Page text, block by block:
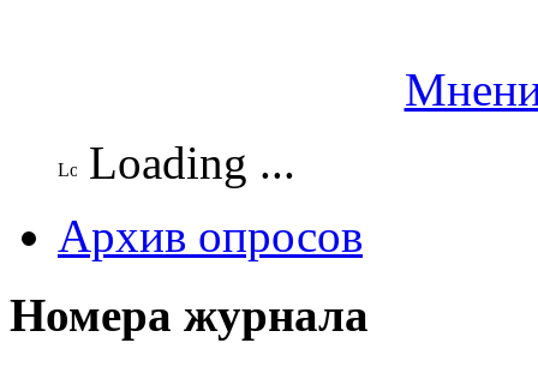
Loading ...
Архив опросов
Номера журнала